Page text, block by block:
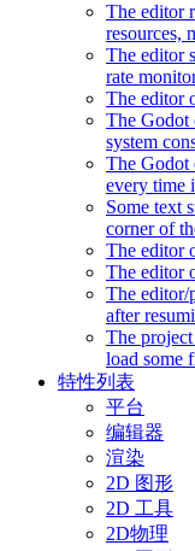
The editor
resources,
The editor
rate
The editor
The Godot
system
The Godot
every time
Some text
corner of
The editor
The editor
The editor/
after
The
load some
特性列表
平台
编辑器
渲染
2D 图形
2D 工具
2D物理